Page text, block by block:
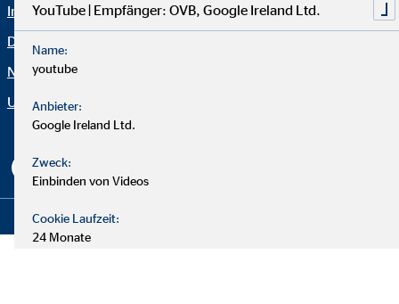
Impressum
Datenschutz
Netiquette
Unternehmen OVB
Karriere
Copyright © 2026 by OVB Holding AG | All Rights Reserved
YouTube | Empfänger: OVB, Google Ireland Ltd.
Name:
youtube
Anbieter:
Google Ireland Ltd.
Zweck:
Einbinden von Videos
Cookie Laufzeit:
24 Monate